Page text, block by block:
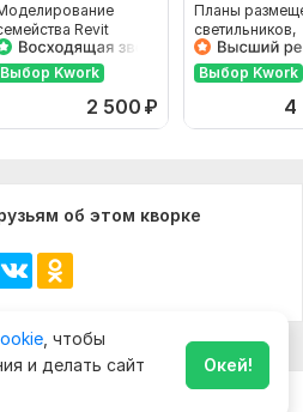
Revit
Выбор Kwork
2 500 ₽
Планы
светильников,
выключателей,
розеток
Выбор Kwork
4
об этом кворке
, чтобы
и делать сайт
Окей!